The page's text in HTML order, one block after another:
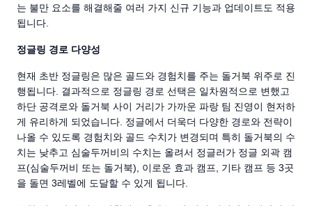
는 불만 요소를 해결해줄 여러 가지 신규 기능과 업데이트도 적용
됩니다.
정글링 경로 다양성
현재 초반 정글링은 많은 골드와 경험치를 주는 돌거북 위주로 진
행됩니다. 결과적으로 정글링 경로 선택은 일차원적으로 변했고
하단 공격로와 돌거북 사이 거리가 가까운 파랑 팀 진영이 현저하
게 유리하게 되었습니다. 정글에서 더욱더 다양한 경로와 전략이
나올 수 있도록 경험치와 골드 수치가 변경되며 특히 돌거북의 수
치는 낮추고 심술두꺼비의 수치는 올려서 정글러가 정글 외곽 캠
프(심술두꺼비 또는 돌거북), 이로운 효과 캠프, 기타 캠프 등 3곳
을 돌면 3레벨에 도달할 수 있게 됩니다.